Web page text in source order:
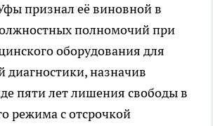
признал её виновной в
полномочий при
оборудования для
диагностики, назначив
пяти лет лишения свободы в
режима с отсрочкой